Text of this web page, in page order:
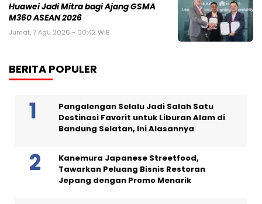
Huawei Jadi Mitra bagi Ajang GSMA
M360 ASEAN 2026
Jumat, 7 Agu 2026 - 00:42 WIB
BERITA POPULER
Pangalengan Selalu Jadi Salah Satu
Destinasi Favorit untuk Liburan Alam di
Bandung Selatan, Ini Alasannya
Kanemura Japanese Streetfood,
Tawarkan Peluang Bisnis Restoran
Jepang dengan Promo Menarik